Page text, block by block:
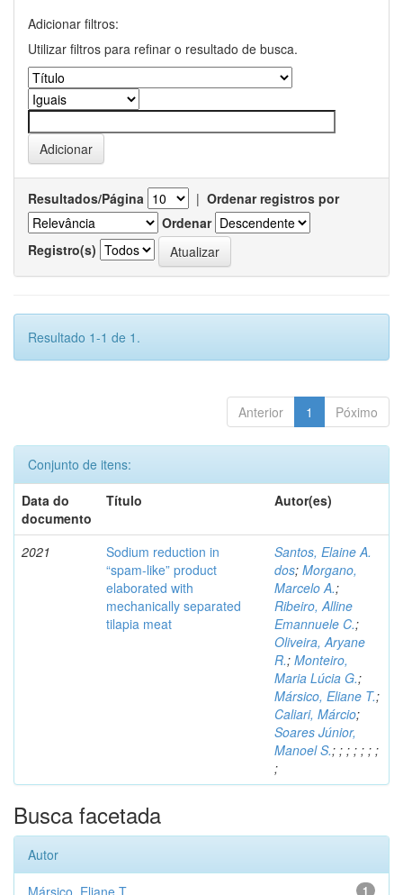
Adicionar filtros:
Utilizar filtros para refinar o resultado de busca.
Resultados/Página | Ordenar registros por
Ordenar
Registro(s)
Resultado 1-1 de 1.
Anterior 1 Póximo
Conjunto de itens:
Data do
documento
Título Autor(es)
2021
Sodium reduction in
“spam-like” product
elaborated with
mechanically separated
tilapia meat
Santos, Elaine A.
dos; Morgano,
Marcelo A.;
Ribeiro, Alline
Emannuele C.;
Oliveira, Aryane
R.; Monteiro,
Maria Lúcia G.;
Mársico, Eliane T.;
Caliari, Márcio;
Soares Júnior,
Manoel S.; ; ; ; ; ; ;
;
Busca facetada
Autor
1